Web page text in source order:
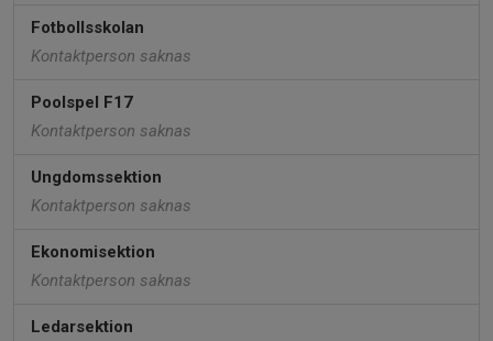
Fotbollsskolan
Kontaktperson saknas
Poolspel F17
Kontaktperson saknas
Ungdomssektion
Kontaktperson saknas
Ekonomisektion
Kontaktperson saknas
Ledarsektion